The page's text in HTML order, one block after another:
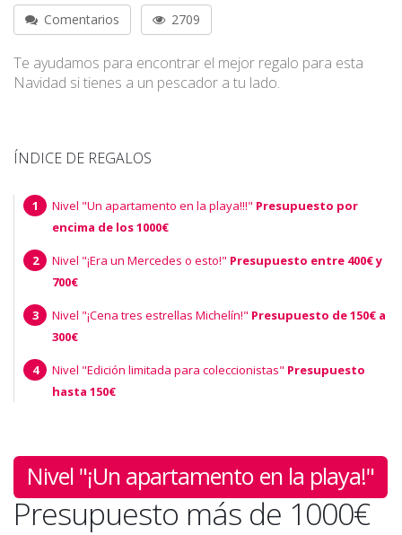
Comentarios 2709
Te ayudamos para encontrar el mejor regalo para esta
Navidad si tienes a un pescador a tu lado.
ÍNDICE DE REGALOS
Nivel "Un apartamento en la playa!!!" Presupuesto por
encima de los 1000€
Nivel "¡Era un Mercedes o esto!" Presupuesto entre 400€ y
700€
Nivel "¡Cena tres estrellas Michelín!" Presupuesto de 150€ a
300€
Nivel "Edición limitada para coleccionistas" Presupuesto
hasta 150€
Nivel "¡Un apartamento en la playa!"
Presupuesto más de 1000€